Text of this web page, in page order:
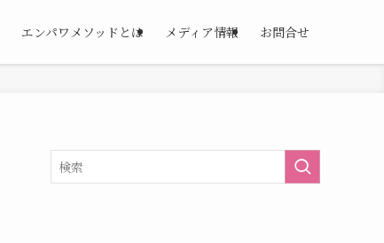
エンパワメソッドとは メディア情報 お問合せ